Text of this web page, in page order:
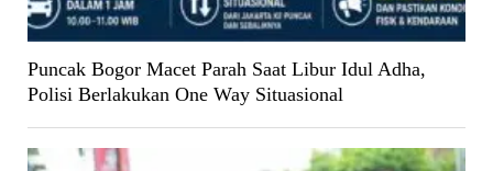
Puncak Bogor Macet Parah Saat Libur Idul Adha,
Polisi Berlakukan One Way Situasional